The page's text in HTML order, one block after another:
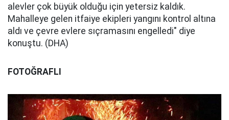
alevler çok büyük olduğu için yetersiz kaldık.
Mahalleye gelen itfaiye ekipleri yangını kontrol altına
aldı ve çevre evlere sıçramasını engelledi" diye
konuştu. (DHA)
FOTOĞRAFLI